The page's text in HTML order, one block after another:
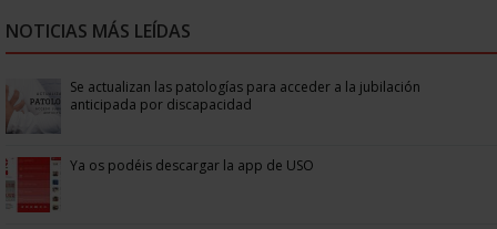
NOTICIAS MÁS LEÍDAS
Se actualizan las patologías para acceder a la jubilación
anticipada por discapacidad
Ya os podéis descargar la app de USO